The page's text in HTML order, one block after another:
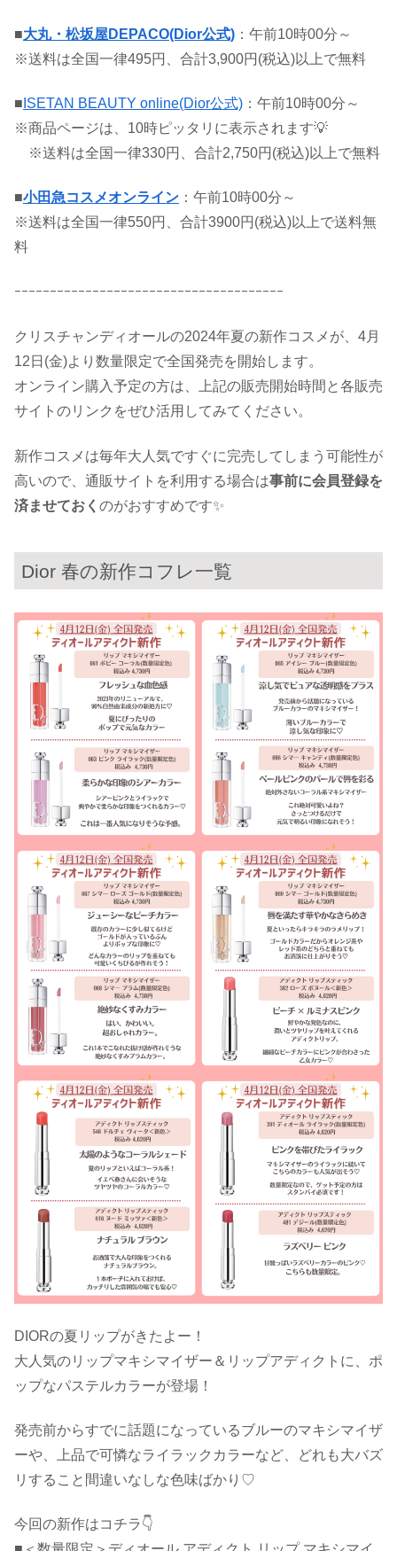
■大丸・松坂屋DEPACO(Dior公式) ：午前10時00分～
※送料は全国一律495円、合計3,900円(税込)以上で無料
■ ISETAN BEAUTY online(Dior公式) ：午前10時00分～
※商品ページは、10時ピッタリに表示されます💡
※送料は全国一律330円、合計2,750円(税込)以上で無料
■小田急コスメオンライン ：午前10時00分～
※送料は全国一律550円、合計3900円(税込)以上で送料無
料
ｰｰｰｰｰｰｰｰｰｰｰｰｰｰｰｰｰｰｰｰｰｰｰｰｰｰｰｰｰｰｰｰｰｰｰｰｰｰ
クリスチャンディオールの2024年夏の新作コスメが、4月
12日(金)より数量限定で全国発売を開始します。
オンライン購入予定の方は、上記の販売開始時間と各販売
サイトのリンクをぜひ活用してみてください。
新作コスメは毎年大人気ですぐに完売してしまう可能性が
高いので、通販サイトを利用する場合は事前に会員登録を
済ませておく のがおすすめです✨
Dior 春の新作コフレ一覧
DIORの夏リップがきたよー！
大人気のリップマキシマイザー＆リップアディクトに、ポ
ップなパステルカラーが登場！
発売前からすでに話題になっているブルーのマキシマイザ
ーや、上品で可憐なライラックカラーなど、どれも大バズ
リすること間違いなしな色味ばかり♡
今回の新作はコチラ👇